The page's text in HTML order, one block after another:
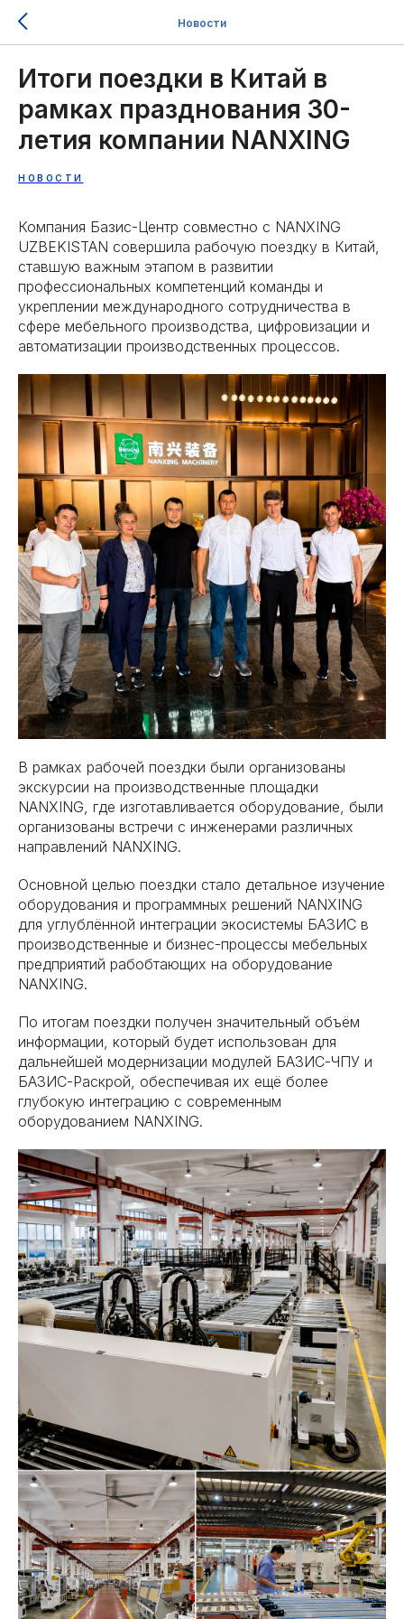
Новости
Итоги поездки в Китай в
рамках празднования 30-
летия компании NANXING
НОВОСТИ
Компания Базис-Центр совместно с NANXING
UZBEKISTAN совершила рабочую поездку в Китай,
ставшую важным этапом в развитии
профессиональных компетенций команды и
укреплении международного сотрудничества в
сфере мебельного производства, цифровизации и
автоматизации производственных процессов.
В рамках рабочей поездки были организованы
экскурсии на производственные площадки
NANXING, где изготавливается оборудование, были
организованы встречи с инженерами различных
направлений NANXING.
Основной целью поездки стало детальное изучение
оборудования и программных решений NANXING
для углублённой интеграции экосистемы БАЗИС в
производственные и бизнес-процессы мебельных
предприятий рабобтающих на оборудование
NANXING.
По итогам поездки получен значительный объём
информации, который будет использован для
дальнейшей модернизации модулей БАЗИС-ЧПУ и
БАЗИС-Раскрой, обеспечивая их ещё более
глубокую интеграцию с современным
оборудованием NANXING.